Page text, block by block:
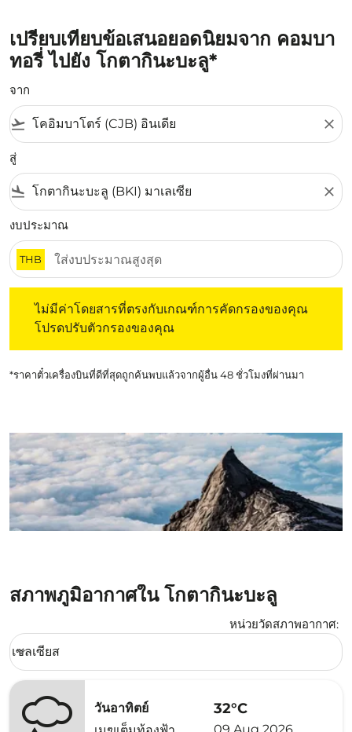
เปรียบเทียบข้อเสนอยอดนิยมจาก คอมบา
ทอรี่ ไปยัง โกตากินะบะลู*
จาก
flight_takeoff close
สู่
flight_land close
งบประมาณ
THB
ไม่มีค่าโดยสารที่ตรงกับเกณฑ์การคัดกรองของคุณ
โปรดปรับตัวกรองของคุณ
*ราคาตั๋วเครื่องบินที่ดีที่สุดถูกค้นพบแล้วจากผู้อื่น 48 ชั่วโมงที่ผ่านมา
สภาพภูมิอากาศใน โกตากินะบะลู
หน่วยวัดสภาพอากาศ:
Weather unit option เซลเซียส Selected
เซลเซียส
keyboard_arrow_down
วันอาทิตย์
32°C
09 Aug 2026